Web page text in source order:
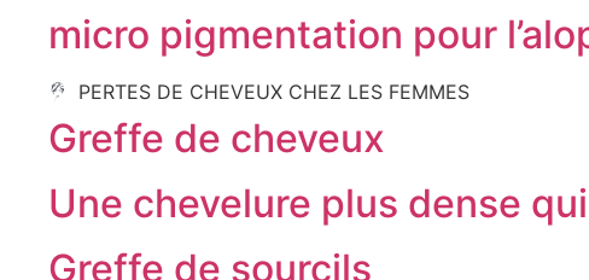
micro pigmentation pour
PERTES DE CHEVEUX CHEZ LES FEMMES
Greffe de cheveux
Une chevelure plus dense
Greffe de sourcils